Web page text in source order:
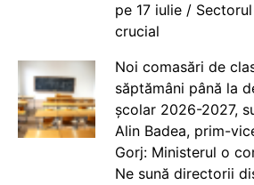
pe 17 iulie /
crucial
Noi comasări de
săptămâni până la
școlar 2026-2027,
Alin Badea, prim-
Gorj: Ministerul o
Ne sună directorii